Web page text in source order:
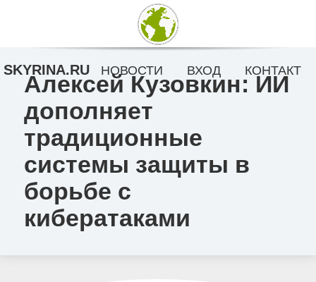
Алексей Кузовкин: ИИ
дополняет
традиционные
системы защиты в
борьбе с
кибератаками
SKYRINA.RU НОВОСТИ ВХОД КОНТАКТ